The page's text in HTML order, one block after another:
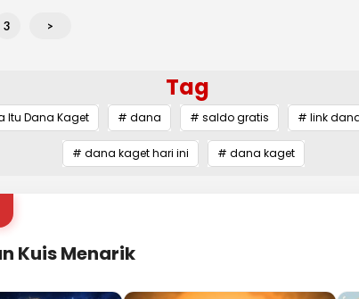
3 >
Tag
Itu Dana Kaget # dana # saldo gratis # link
# dana kaget hari ini # dana kaget
Kuis Menarik